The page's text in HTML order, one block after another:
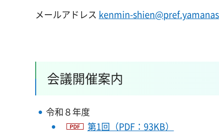
メールアドレス kenmin-
会議開催案内
令和８年度
第1回（PDF：93KB）